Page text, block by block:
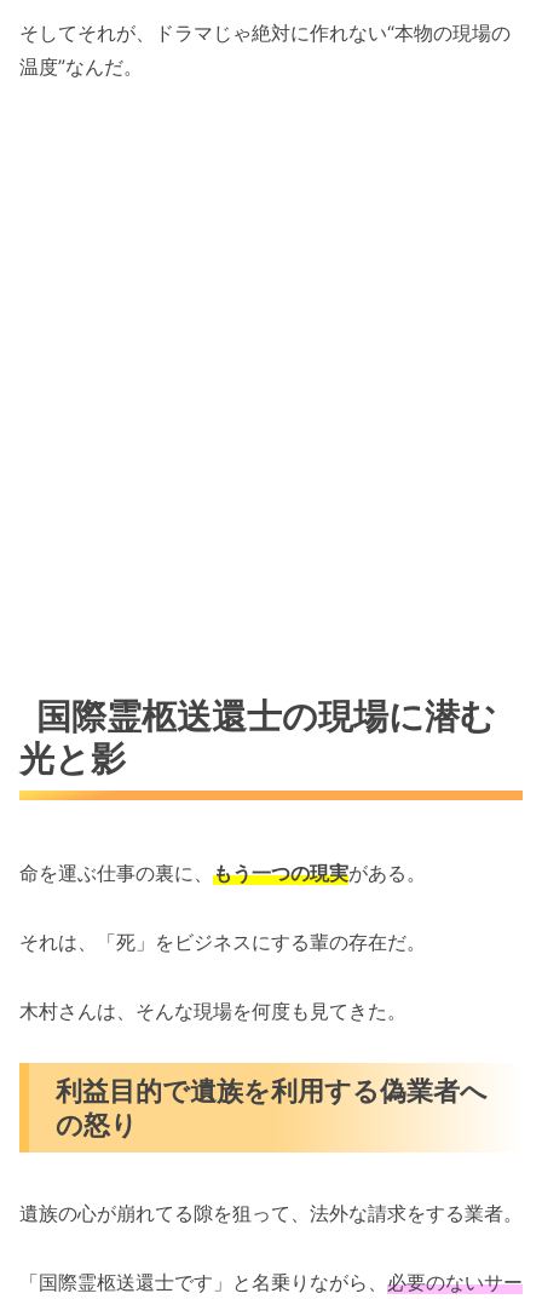
そしてそれが、ドラマじゃ絶対に作れない“本物の現場の
温度”なんだ。
国際霊柩送還士の現場に潜む
光と影
命を運ぶ仕事の裏に、 もう一つの現実がある。
それは、「死」をビジネスにする輩の存在だ。
木村さんは、そんな現場を何度も見てきた。
利益目的で遺族を利用する偽業者へ
の怒り
遺族の心が崩れてる隙を狙って、法外な請求をする業者。
「国際霊柩送還士です」と名乗りながら、 必要のないサー